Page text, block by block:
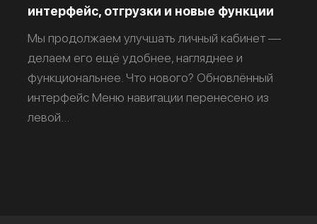
интерфейс, отгрузки и новые функции
Мы продолжаем улучшать личный кабинет —
делаем его ещё удобнее, нагляднее и
функциональнее. Что нового? Обновлённый
интерфейс Меню навигации перенесено из
левой...